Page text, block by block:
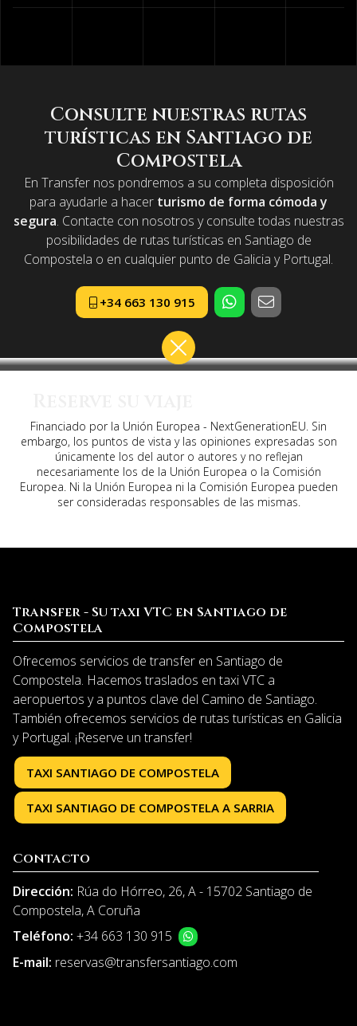
Consulte nuestras rutas
turísticas en Santiago de
Compostela
En Transfer nos pondremos a su completa disposición
para ayudarle a hacer turismo de forma cómoda y
segura. Contacte con nosotros y consulte todas nuestras
posibilidades de rutas turísticas en Santiago de
Compostela o en cualquier punto de Galicia y Portugal.
+34 663 130 915
Eltitular de la páginainforma que los datos de este formulario serán
tratados para ofrecerle la información solicitada, siendo la base legal
del tratamiento el consentimiento otorgado por el usuario. No se
cederán datos a terceros. Puede ejercer los derechos como se explica en
laPolítica de Privacidad.
Financiado por la Unión Europea - NextGenerationEU. Sin
embargo, los puntos de vista y las opiniones expresadas son
únicamente los del autor o autores y no reflejan
necesariamente los de la Unión Europea o la Comisión
Europea. Ni la Unión Europea ni la Comisión Europea pueden
ser consideradas responsables de las mismas.
Transfer - Su taxi VTC en Santiago de
Compostela
Ofrecemos servicios de transfer en Santiago de
Compostela. Hacemos traslados en taxi VTC a
aeropuertos y a puntos clave del Camino de Santiago.
También ofrecemos servicios de rutas turísticas en Galicia
y Portugal. ¡Reserve un transfer!
TAXI SANTIAGO DE COMPOSTELA
TAXI SANTIAGO DE COMPOSTELA A SARRIA
Contacto
Dirección: Rúa do Hórreo, 26, A - 15702 Santiago de
Compostela, A Coruña
Teléfono: +34 663 130 915
E-mail: reservas@transfersantiago.com